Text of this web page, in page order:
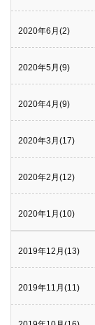
2020年6月(2)
2020年5月(9)
2020年4月(9)
2020年3月(17)
2020年2月(12)
2020年1月(10)
2019年12月(13)
2019年11月(11)